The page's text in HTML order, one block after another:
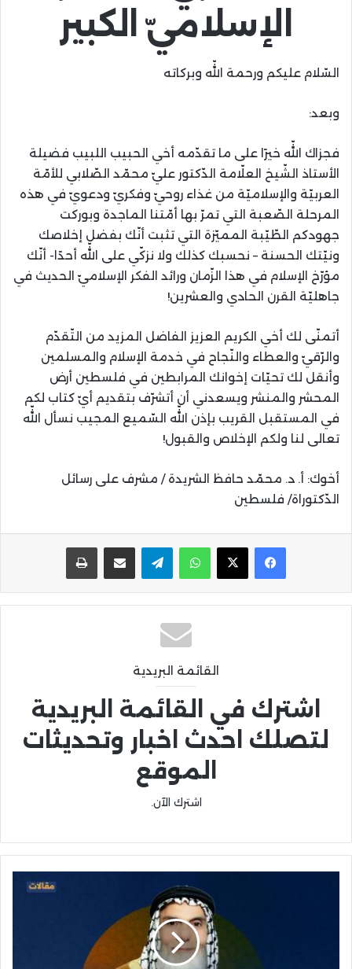
الإسلاميّ الكبير
السّلام عليكم ورحمة اللّه وبركاته
وبعد:
فجزاك اللّه خيرًا علی ما تقدّمه أخي الحبيب اللبيب فضيلة
الأستاذ الشّيخ العلّامة الدّكتور عليّ محمّد الصّلابي للأمّة
العربيّة والإسلاميّة من غذاء روحيّ وفكريّ ودعويّ في هذه
المرحلة الصّعبة التي تمرّ بها أمّتنا الماجدة وبوركت
جهودكم الطّيّبة المميّزة التي تثبت أنّك بفضل إخلاصك
ونيّتك الحسنة – نحسبك كذلك ولا نزكّي علی اللّه أحدًا- أنّك
مؤرّخ الإسلام في هذا الزّمان ورائد الفكر الإسلاميّ الحديث في
جاهليّة القرن الحادي والعشرين!
أتمنّی لك أخي الكريم العزيز الفاضل المزيد من التّقدّم
والرّقيّ والعطاء والنّجاح في خدمة الإسلام والمسلمين
وأنقل لك تحيّات إخوانك المرابطين في فلسطين أرض
المحشر والمنشر ويسعدني أن أتشرّف بتقديم أيّ كتاب لكم
في المستقبل القريب بإذن اللّه السّميع المجيب نسأل اللّه
تعالی لنا ولكم الإخلاص والقبول!
أخوك: أ. د. محمّد حافظ الشريدة / مشرف علی رسائل
الدّكتوراة/ فلسطين
واتساب تيلقرام مشاركة عبر البريد
القائمة البريدية
اشترك في القائمة البريدية
لتصلك احدث اخبار وتحديثات
الموقع
اشترك الآن.